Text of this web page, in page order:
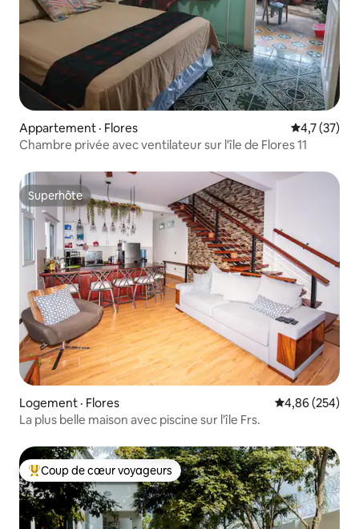
Appartement · Flores Note
4,7 (37)
Chambre privée avec ventilateur sur l'île de Flores 11
Superhôte
Superhôte
Logement · Flores Note
4,86 (254)
La plus belle maison avec piscine sur l'île Frs.
Coup de cœur voyageurs parmi les plus aimés
Coup de cœur voyageurs